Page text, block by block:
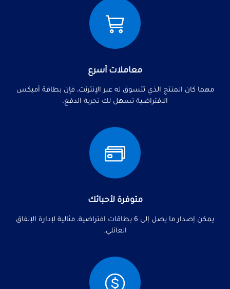
معاملات أسرع
مهما كان المنتج الذي تتسوق له عبر الإنترنت، فإن بطاقة أميكس
الافتراضية تسهل لك تجربة الدفع.
متوفرة لأحبائك
يمكن إصدار ما يصل إلى 6 بطاقات افتراضية، مثالية لإدارة الإنفاق
العائلي.